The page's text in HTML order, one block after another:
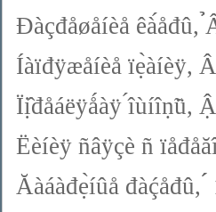
Đàçđåøåíèå êà́åđû,
Íàïđÿæåíèå ïẹ̀àíèÿ,
Ïị̂đåáëÿǻàÿ ́îùíîṇ̃ü,
Ëèíèÿ ñâÿçè ñ
Ăàáàđẹ̀íûå đàḉåđû,